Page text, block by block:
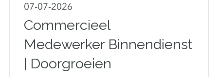
07-07-2026
Commercieel
Medewerker Binnendienst
| Doorgroeien